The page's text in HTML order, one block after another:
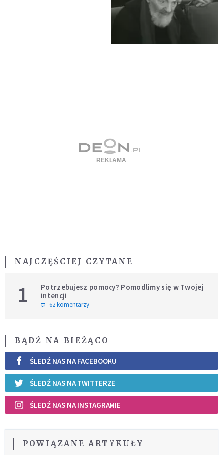
NAJCZĘŚCIEJ CZYTANE
1
Potrzebujesz pomocy? Pomodlimy się w Twojej
intencji
62 komentarzy
BĄDŹ NA BIEŻĄCO
ŚLEDŹ NAS NA FACEBOOKU
ŚLEDŹ NAS NA TWITTERZE
ŚLEDŹ NAS NA INSTAGRAMIE
POWIĄZANE ARTYKUŁY